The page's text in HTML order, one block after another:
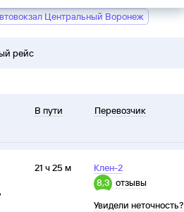
Центральный Воронеж
рейс
В пути Перевозчик
21 ч 25 м
Клен-2
8,3 отзывы
Увидели неточность?